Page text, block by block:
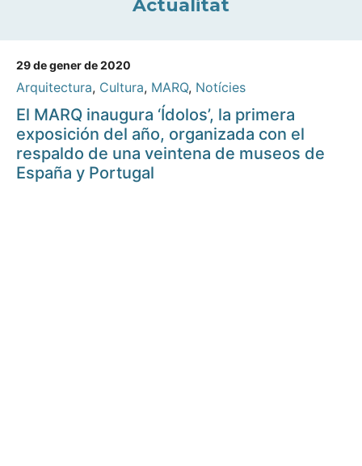
Actualitat
29 de gener de 2020
Arquitectura, Cultura, MARQ, Notícies
El MARQ inaugura ‘Ídolos’, la primera
exposición del año, organizada con el
respaldo de una veintena de museos de
España y Portugal